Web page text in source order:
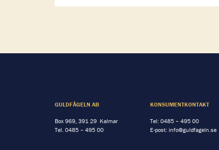
GULDFÅGELN AB
Box 969, 391 29 Kalmar
Tel. 0485 – 495 00
KONSUMENTKONTAKT
Tel: 0485 – 495 00
E-post: info@guldfageln.se